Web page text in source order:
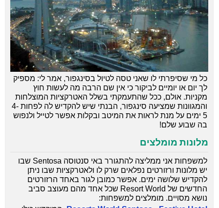
כל מי שסיפרתי לו שאני טסה לטיול בסינגפור, אמר לי: מספיק
לך יום או יומיים לביקור כי אין שם הרבה מה לעשות חוץ
מקניות. אולם, ככל שהתעמקתי בשלל האטרקציות המוצלחות
והמגוונות שמציעה סינגפור, הבנתי שיש להקדיש לה לפחות 4-
5 ימים על מנת לראות את המיטב ובקלות אפשר לטייל ולנפוש
בה שבוע שלם!
מלונות מומלצים
למשפחות אני ממליצה להתגורר באי סנטוסה Sentosa שבו
יש מלונות ורזורטים נפלאים שרק לו ולאטרקציות שבו ניתן
להקדיש שלושה ימים. אפשר כמובן לגור באחד הרזורטים
החדשים של Resort World שכל אחד מהם מעוצב סביב
נושא מסויים. מומלצים למשפחות: